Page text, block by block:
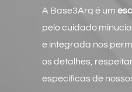
A Base3Arq é um
pelo cuidado
e integrada nos
os detalhes,
específicas de